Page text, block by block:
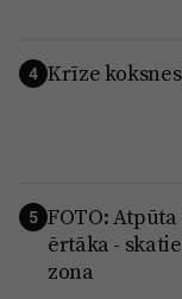
4 Krīze
5 FOTO:
ērtāka -
zona